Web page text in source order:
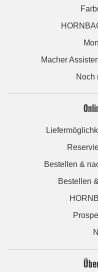
Macher
Noch
Bestellen &
Bestellen